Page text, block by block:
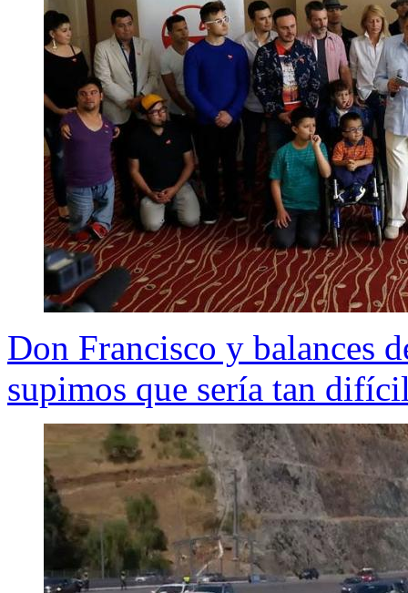
Don Francisco y balances
supimos que sería tan